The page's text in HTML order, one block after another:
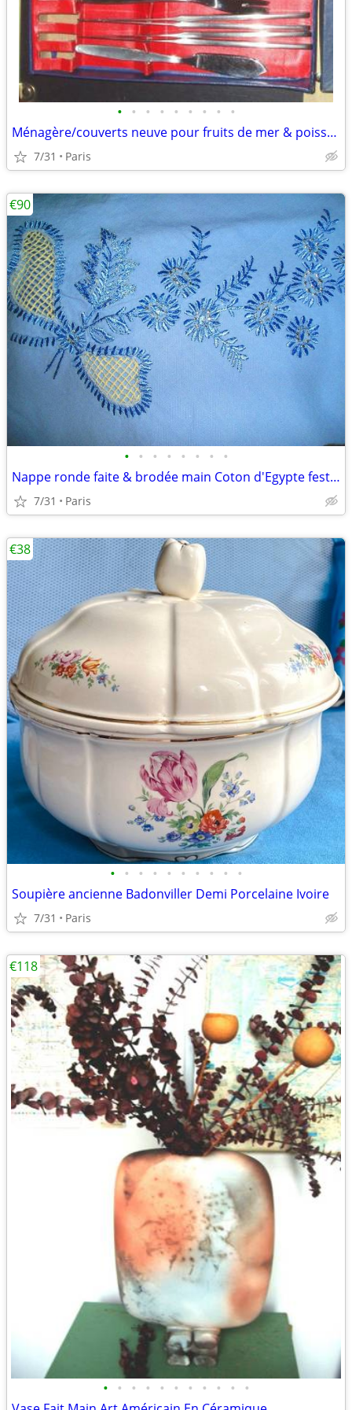
• • • • • • • • •
Ménagère/couverts neuve pour fruits de mer & poissons 46 pièces + livr
7/31 Paris
• • • • • • • •
Nappe ronde faite & brodée main Coton d'Egypte festonnée & 6 serviette
7/31 Paris
€90
• • • • • • • • • •
Soupière ancienne Badonviller Demi Porcelaine Ivoire
7/31 Paris
€38
• • • • • • • • • • •
€118